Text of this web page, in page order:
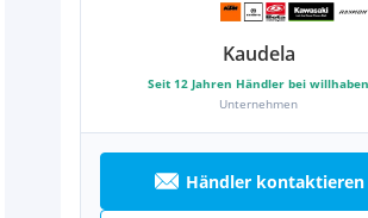
Kaudela
Seit 12 Jahren Händler bei willhaben
Unternehmen
Händler kontaktieren